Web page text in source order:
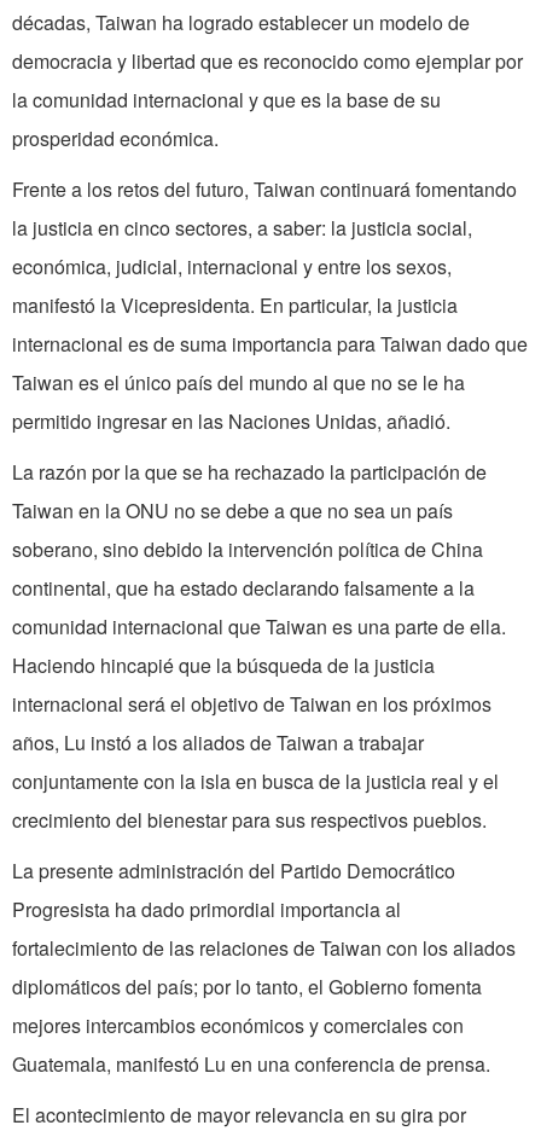
décadas, Taiwan ha logrado establecer un modelo de
democracia y libertad que es reconocido como ejemplar por
la comunidad internacional y que es la base de su
prosperidad económica.
Frente a los retos del futuro, Taiwan continuará fomentando
la justicia en cinco sectores, a saber: la justicia social,
económica, judicial, internacional y entre los sexos,
manifestó la Vicepresidenta. En particular, la justicia
internacional es de suma importancia para Taiwan dado que
Taiwan es el único país del mundo al que no se le ha
permitido ingresar en las Naciones Unidas, añadió.
La razón por la que se ha rechazado la participación de
Taiwan en la ONU no se debe a que no sea un país
soberano, sino debido la intervención política de China
continental, que ha estado declarando falsamente a la
comunidad internacional que Taiwan es una parte de ella.
Haciendo hincapié que la búsqueda de la justicia
internacional será el objetivo de Taiwan en los próximos
años, Lu instó a los aliados de Taiwan a trabajar
conjuntamente con la isla en busca de la justicia real y el
crecimiento del bienestar para sus respectivos pueblos.
La presente administración del Partido Democrático
Progresista ha dado primordial importancia al
fortalecimiento de las relaciones de Taiwan con los aliados
diplomáticos del país; por lo tanto, el Gobierno fomenta
mejores intercambios económicos y comerciales con
Guatemala, manifestó Lu en una conferencia de prensa.
El acontecimiento de mayor relevancia en su gira por